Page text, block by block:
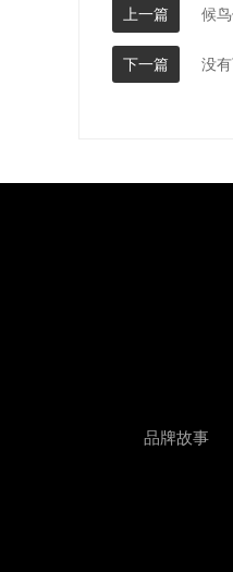
上一篇 候
下一篇 没
品牌故事